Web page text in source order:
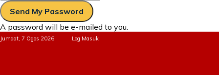
A password will be e-mailed to you.
Jumaat, 7 Ogos 2026 Log Masuk